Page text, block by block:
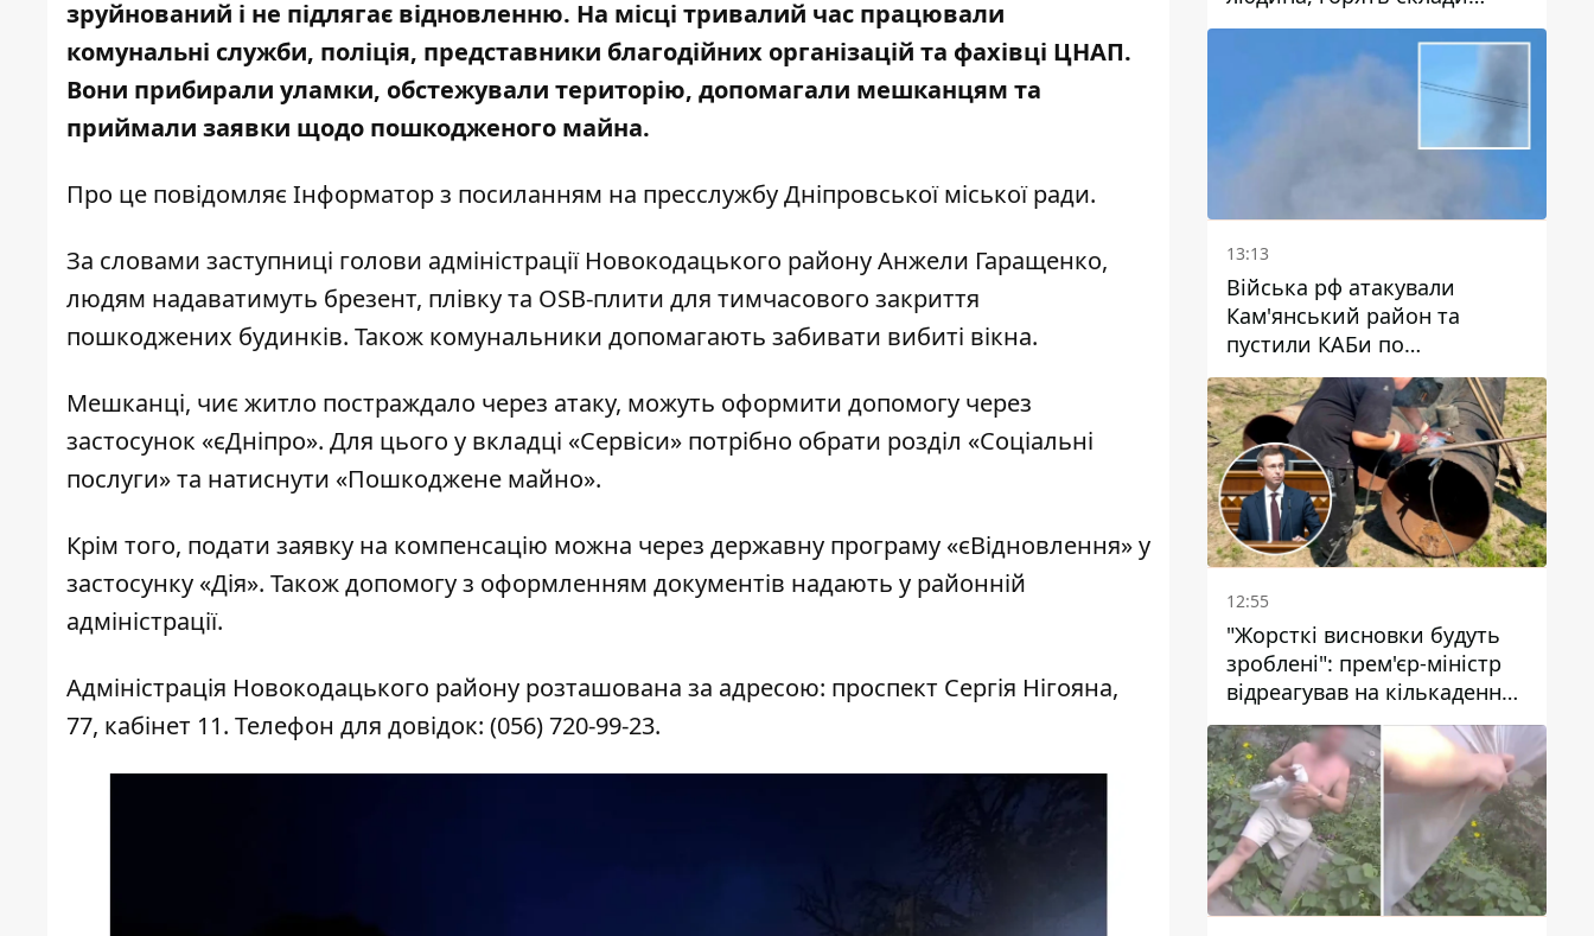
зруйнований і не підлягає відновленню. На місці тривалий час працювали
комунальні служби, поліція, представники благодійних організацій та фахівці ЦНАП.
Вони прибирали уламки, обстежували територію, допомагали мешканцям та
приймали заявки щодо пошкодженого майна.
Про це повідомляє Інформатор з посиланням на пресслужбу Дніпровської міської ради.
За словами заступниці голови адміністрації Новокодацького району Анжели Гаращенко,
людям надаватимуть брезент, плівку та OSB-плити для тимчасового закриття
пошкоджених будинків. Також комунальники допомагають забивати вибиті вікна.
Мешканці, чиє житло постраждало через атаку, можуть оформити допомогу через
застосунок «єДніпро». Для цього у вкладці «Сервіси» потрібно обрати розділ «Соціальні
послуги» та натиснути «Пошкоджене майно».
Крім того, подати заявку на компенсацію можна через державну програму «єВідновлення» у
застосунку «Дія». Також допомогу з оформленням документів надають у районній
адміністрації.
Адміністрація Новокодацького району розташована за адресою: проспект Сергія Нігояна,
77, кабінет 11. Телефон для довідок: (056) 720-99-23.
логістичних компаній та
13:13
Війська рф атакували
Кам'янський район та
пустили КАБи по
Павлограду: постраждав
чоловік, в небо здіймається
стовп диму
12:55
"Жорсткі висновки будуть
зроблені": прем'єр-міністр
відреагував на кількаденну
відсутність води у Марганці